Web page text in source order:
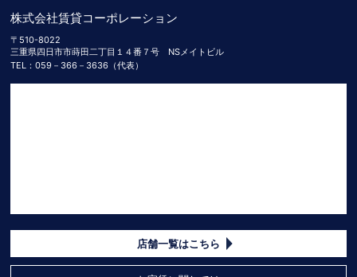
株式会社賃貸コーポレーション
〒510-8022
三重県四日市市蒔田二丁目１４番７号 NSメイトビル
TEL：059－366－3636（代表）
店舗一覧はこちら